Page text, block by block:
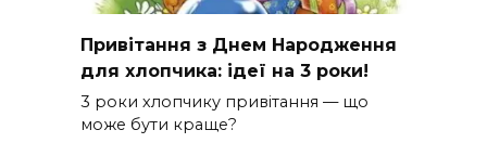
Привітання з Днем Народження
для хлопчика: ідеї на 3 роки!
3 роки хлопчику привітання — що
може бути краще?